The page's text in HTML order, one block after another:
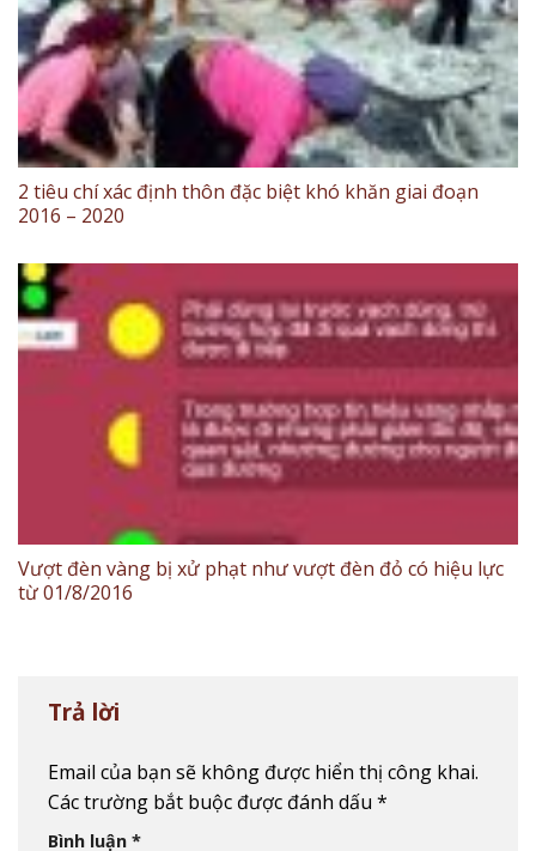
2 tiêu chí xác định thôn đặc biệt khó khăn giai đoạn
2016 – 2020
Vượt đèn vàng bị xử phạt như vượt đèn đỏ có hiệu lực
từ 01/8/2016
Trả lời
Email của bạn sẽ không được hiển thị công khai.
Các trường bắt buộc được đánh dấu *
Bình luận *